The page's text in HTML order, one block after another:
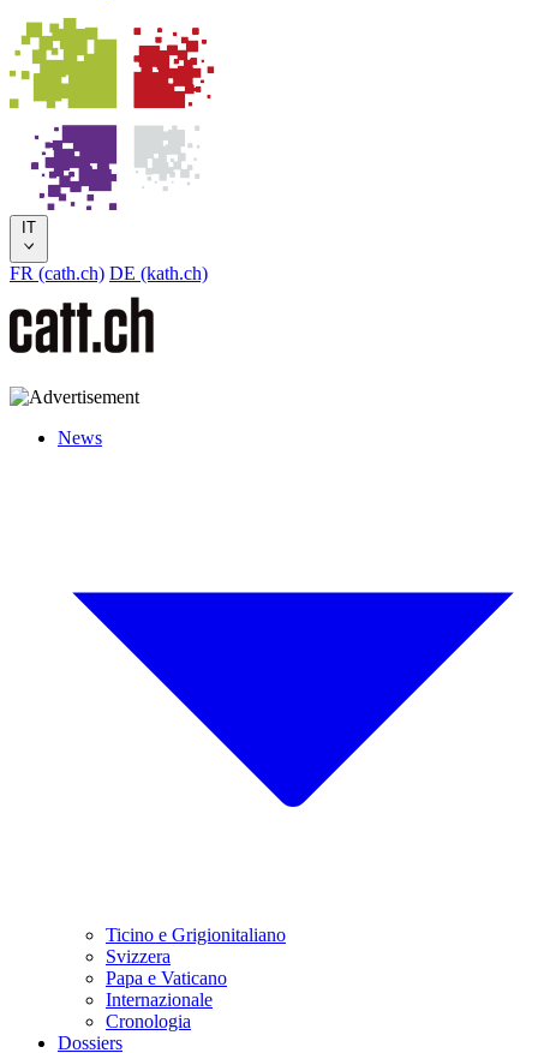
IT
FR (cath.ch) DE (kath.ch)
News
Ticino e Grigionitaliano
Svizzera
Papa e Vaticano
Internazionale
Cronologia
Dossiers